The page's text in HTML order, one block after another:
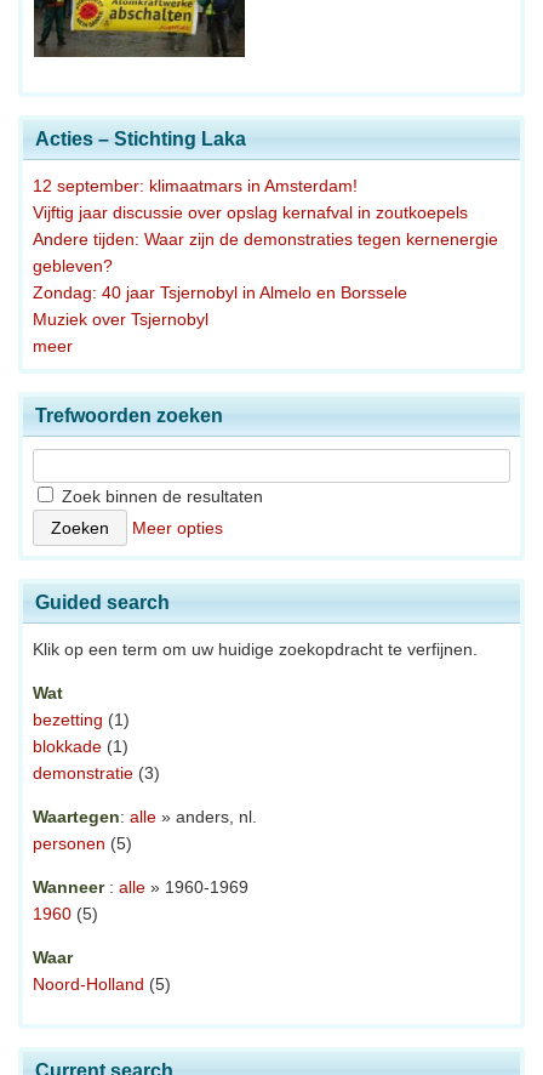
Acties – Stichting Laka
12 september: klimaatmars in Amsterdam!
Vijftig jaar discussie over opslag kernafval in zoutkoepels
Andere tijden: Waar zijn de demonstraties tegen kernenergie
gebleven?
Zondag: 40 jaar Tsjernobyl in Almelo en Borssele
Muziek over Tsjernobyl
meer
Trefwoorden zoeken
Zoek binnen de resultaten
Meer opties
Guided search
Klik op een term om uw huidige zoekopdracht te verfijnen.
Wat
bezetting (1)
blokkade (1)
demonstratie (3)
Waartegen: alle » anders, nl.
personen (5)
Wanneer : alle » 1960-1969
1960 (5)
Waar
Noord-Holland (5)
Current search